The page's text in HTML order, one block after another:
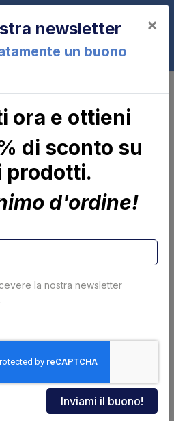
0
ritorno 90° - 8
newsletter
un buono
×
ora e ottieni
di sconto su
prodotti.
d'ordine!
la nostra newsletter